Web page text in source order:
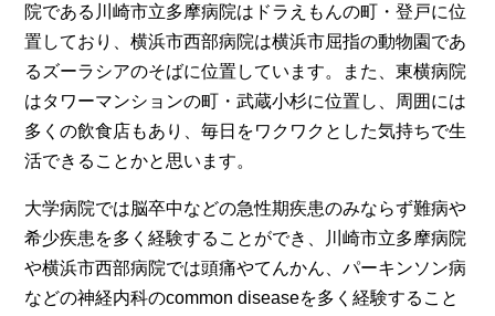
院である川崎市立多摩病院はドラえもんの町・登戸に位
置しており、横浜市西部病院は横浜市屈指の動物園であ
るズーラシアのそばに位置しています。また、東横病院
はタワーマンションの町・武蔵小杉に位置し、周囲には
多くの飲食店もあり、毎日をワクワクとした気持ちで生
活できることかと思います。
大学病院では脳卒中などの急性期疾患のみならず難病や
希少疾患を多く経験することができ、川崎市立多摩病院
や横浜市西部病院では頭痛やてんかん、パーキンソン病
などの神経内科のcommon diseaseを多く経験すること